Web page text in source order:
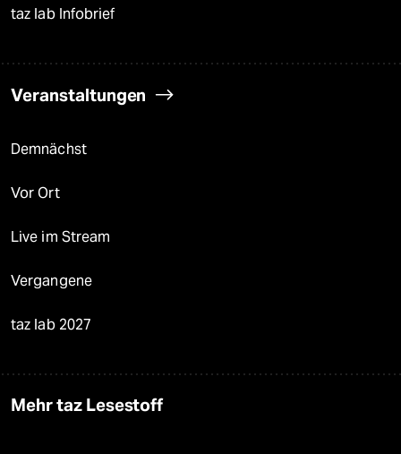
taz lab Infobrief
Veranstaltungen
Demnächst
Vor Ort
Live im Stream
Vergangene
taz lab 2027
Mehr taz Lesestoff